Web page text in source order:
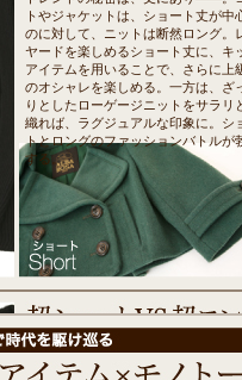
トやジャケットは、ショート丈が中
のに対して、ニットは断然ロング。
ヤードを楽しめるショート丈に、キ
アイテムを用いることで、さらに上
のオシャレを楽しめる。一方は、ざ
りとしたローゲージニットをサラリ
織れば、ラグジュアルな印象に。シ
トとロングのファッションバトルが
する。